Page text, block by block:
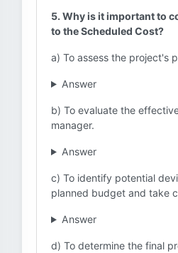
5. Why is it important to
to the Scheduled Cost?
a) To assess the project's
Answer
b) To evaluate the
manager.
Answer
c) To identify potential
planned budget and take
Answer
d) To determine the final